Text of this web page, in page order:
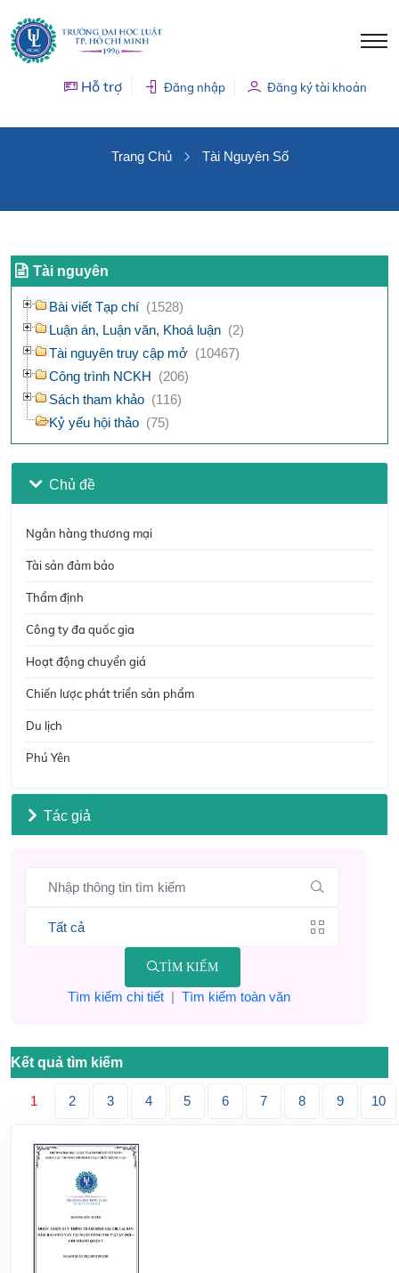
Hỗ trợ Đăng nhập Đăng ký tài khoản
Trang Chủ Tài Nguyên Số
Tài nguyên
Bài viết Tạp chí (1528)
Luận án, Luận văn, Khoá luận (2)
Tài nguyên truy cập mở (10467)
Công trình NCKH (206)
Sách tham khảo (116)
Kỷ yếu hội thảo (75)
Chủ đề
Ngân hàng thương mại
Tài sản đảm bảo
Thẩm định
Công ty đa quốc gia
Hoạt động chuyển giá
Chiến lược phát triển sản phẩm
Du lịch
Phú Yên
Tác giả
TÌM KIẾM
Tìm kiếm chi tiết| Tìm kiếm toàn văn
Kết quả tìm kiếm
1 2 3 4 5 6 7 8 9 10